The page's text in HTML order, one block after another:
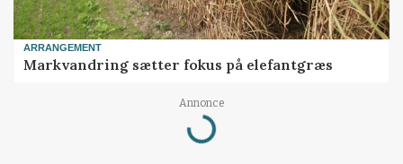
ARRANGEMENT
Markvandring sætter fokus på elefantgræs
Annonce
Loading...